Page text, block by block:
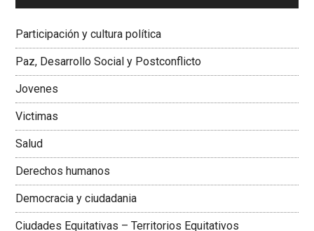
Dra. Carolina Corcho Mejía,Presidenta Corporación
Colombiana
Participación y cultura política
Paz, Desarrollo Social y Postconflicto
Jovenes
Victimas
Salud
Derechos humanos
Democracia y ciudadania
Ciudades Equitativas – Territorios Equitativos